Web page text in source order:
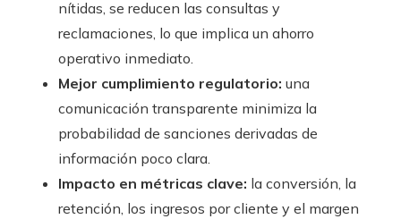
nítidas, se reducen las consultas y
reclamaciones, lo que implica un ahorro
operativo inmediato.
Mejor cumplimiento regulatorio: una
comunicación transparente minimiza la
probabilidad de sanciones derivadas de
información poco clara.
Impacto en métricas clave: la conversión, la
retención, los ingresos por cliente y el margen